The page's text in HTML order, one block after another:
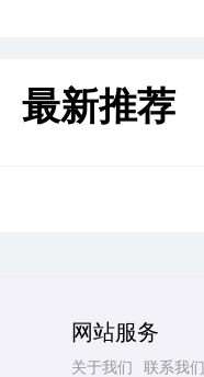
最新推荐
网站服务
关于我们 联系我们